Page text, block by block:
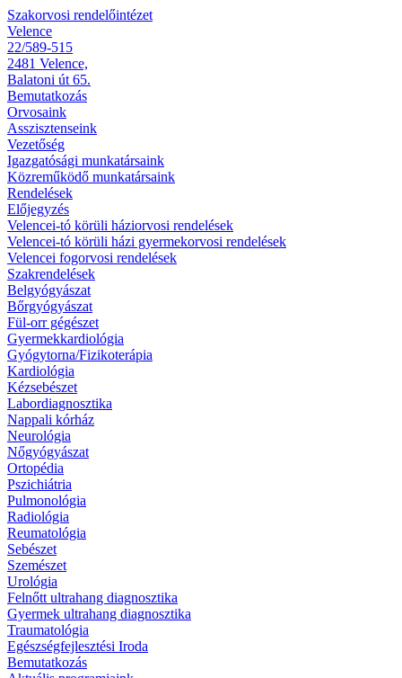
Szakorvosi rendelőintézet
Velence
22/589-515
2481 Velence,
Balatoni út 65.
Bemutatkozás
Orvosaink
Asszisztenseink
Vezetőség
Igazgatósági munkatársaink
Közreműködő munkatársaink
Rendelések
Előjegyzés
Velencei-tó körüli háziorvosi rendelések
Velencei-tó körüli házi gyermekorvosi rendelések
Velencei fogorvosi rendelések
Szakrendelések
Belgyógyászat
Bőrgyógyászat
Fül-orr gégészet
Gyermekkardiológia
Gyógytorna/Fizikoterápia
Kardiológia
Kézsebészet
Labordiagnosztika
Nappali kórház
Neurológia
Nőgyógyászat
Ortopédia
Pszichiátria
Pulmonológia
Radiológia
Reumatológia
Sebészet
Szemészet
Urológia
Felnőtt ultrahang diagnosztika
Gyermek ultrahang diagnosztika
Traumatológia
Egészségfejlesztési Iroda
Bemutatkozás